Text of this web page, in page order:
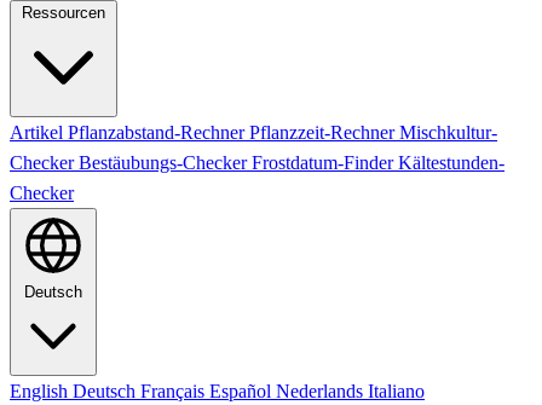
Ressourcen
Artikel Pflanzabstand-RechnerPflanzzeit-RechnerMischkultur-
CheckerBestäubungs-CheckerFrostdatum-FinderKältestunden-
Checker
Deutsch
English Deutsch Français Español Nederlands Italiano